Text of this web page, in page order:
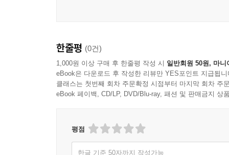
한줄평 (0건)
1,000원 이상 구매 후 한줄평 작성 시 일반회원 50원, 마니
eBook은 다운로드 후 작성한 리뷰만 YES포인트 지급됩니
클래스는 첫번째 회차 주문확정 시점부터 마지막 회차 주
eBook 페이백, CD/LP, DVD/Blu-ray, 패션 및 판매금지 상
평점
한글 기준 50자까지 작성가능